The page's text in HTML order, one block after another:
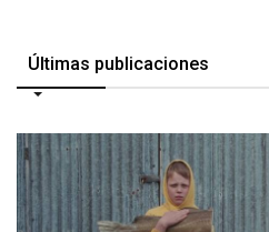
Últimas publicaciones